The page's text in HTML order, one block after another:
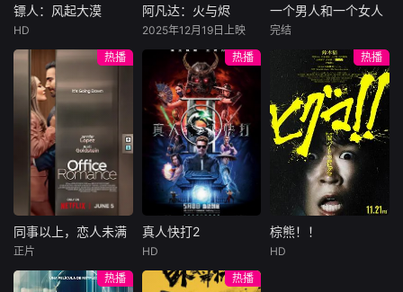
将国宝名画低价卖
给外国人，许雁真
仿造名画、偷天换
日。几经波折，两
人联手在各方势力
的夹缝间巧妙周
旋，共历险阻，破
解重重困境。
人貌似都有犯罪动
机。警察毫无头绪
“不务正业”迈出牧
场，追查牧羊人“躺
平
表、神秘女友全部
备齐，在陈伦的精
瞬间拥有顶配人
生。
镖人：风起大漠
于适
大漠之上，镖人、
官府、西域五大家
族等多方势力盘根
错节、暗潮涌动。
“天字第二号逃犯”
刀马接下特殊押镖
任务，和同伴一起
从西域护镖远赴长
安。不料，他们的
护送对象竟是“天字
郎……天下熙熙皆
镖人：风起大漠
HD
阿凡达：火与烬
佐伊·索尔达娜
西格妮·韦弗
影片聚焦杰克·萨利
与奈蒂莉一家的命
运起伏，在前作的
情感余波之上，深
刻描绘一个家族在
战火中如何成长、
并共同守护血脉相
连的情感纽带的历
程，从而将故事推
维度。此外，潘多
阿凡达：火与烬
2025年12月19日上映
一个男人和一个女人
周汉宁
男人（黄渤
饰）和女人（倪妮
饰）飞机同时落
地，入住同一家酒
店，成为一墙之隔
的邻居。不够隔音
的房间暴露了男人
和女人因生活暂停
陷入的困境，健
康、家庭、婚姻、
一个男人和一个女人
完结
热播
同事以上，恋人未满
布雷特·戈德斯坦
同事以上，恋人未满
正片
热播
真人快打2
阿德莱恩·鲁道夫
真人快打2
HD
热播
棕熊！！
棕熊！！
HD
热播
热播